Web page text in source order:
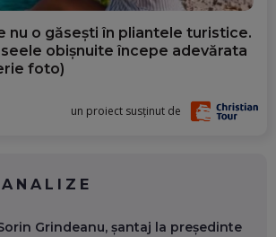
nu o găsești în pliantele turistice.
obișnuite începe adevărata
foto)
un proiect susținut de
Grindeanu, șantaj la președinte